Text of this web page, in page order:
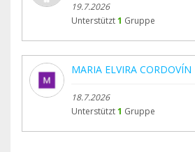
19.7.2026
Unterstützt1 Gruppe
MARIA ELVIRA CORDOVÍN
18.7.2026
Unterstützt1 Gruppe